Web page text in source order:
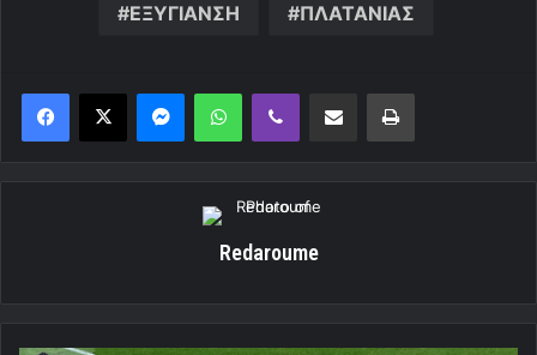
ΕΞΥΓΙΑΝΣΗ ΠΛΑΤΑΝΙΑΣ
MessengerWhatsAppViber Κοινοποίηση μέσω ηλεκτρονικού ταχυδρομείουΕκτύπωση
Redaroume